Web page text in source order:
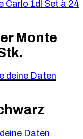
Monte
deine Daten
Daten